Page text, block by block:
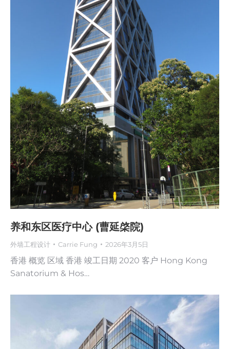
养和东区医疗中心 (曹延棨院)
外墙工程设计 Carrie Fung 2026年3月5日
香港 概览 区域 香港 竣工日期 2020 客户 Hong Kong
Sanatorium & Hos…